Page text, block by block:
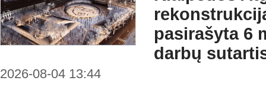
pasirašyta 6
darbų
2026-08-04 13:44